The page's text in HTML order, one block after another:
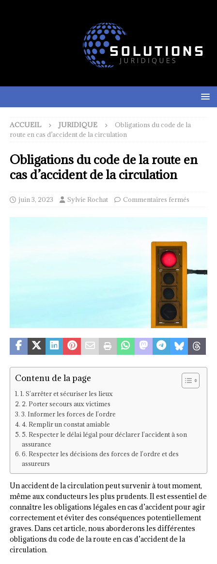
ACCUEIL JURIDIQUE
Obligations du code de la
route en cas d’accident de la circulation
Obligations du code de la route en
cas d’accident de la circulation
juin 3, 2023 Sylvie Rochat Commentaires fermés
Contenu de la page
1. S’arrêter et sécuriser les lieux
2. Porter secours aux victimes
3. Informer les forces de l’ordre
4. Remplir un constat amiable
5. Respecter le délai légal pour déclarer l’accident à son
assurance
6. Respecter les décisions des forces de l’ordre et des
assureurs
Un accident de la circulation peut survenir à tout moment,
même aux conducteurs les plus prudents. Il est essentiel de
connaître les obligations légales en cas d’accident pour agir
correctement et éviter des conséquences potentiellement
graves. Dans cet article, nous aborderons les différentes
obligations du code de la route en cas d’accident de la
circulation.